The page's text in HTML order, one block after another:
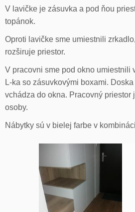
V lavičke je zásuvka a pod ňou
topánok.
Oproti lavičke sme umiestnili
rozširuje priestor.
V pracovni sme pod okno umiestnili
L-ka so zásuvkovými boxami.
vchádza do okna. Pracovný priestor
osoby.
Nábytky sú v bielej farbe v